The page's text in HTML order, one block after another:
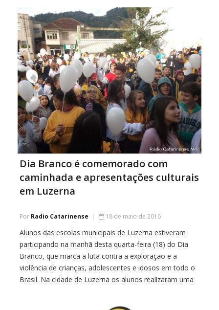
Dia Branco é comemorado com
caminhada e apresentações culturais
em Luzerna
Por Radio Catarinense 18 de maio de 2016
Alunos das escolas municipais de Luzerna estiveram
participando na manhã desta quarta-feira (18) do Dia
Branco, que marca a luta contra a exploração e a
violência de crianças, adolescentes e idosos em todo o
Brasil. Na cidade de Luzerna os alunos realizaram uma